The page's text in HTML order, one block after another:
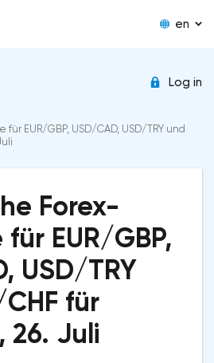
en
Log in
EUR/GBP, USD/CAD, USD/TRY und
Forex-
EUR/GBP,
USD/TRY
für
26. Juli